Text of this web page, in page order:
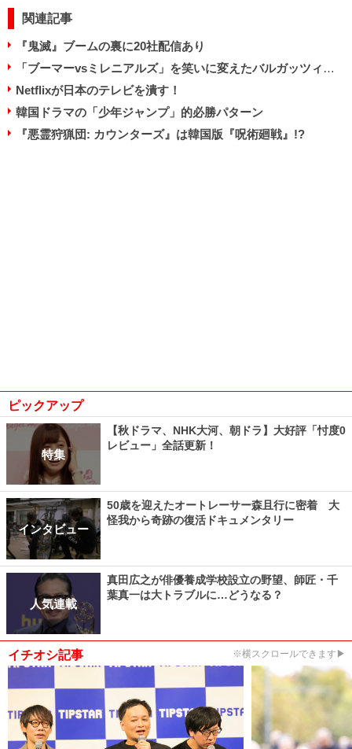
関連記事
『鬼滅』ブームの裏に20社配信あり
「ブーマーvsミレニアルズ」を笑いに変えたバルガッツィの最新作
Netflixが日本のテレビを潰す！
韓国ドラマの「少年ジャンプ」的必勝パターン
『悪霊狩猟団: カウンターズ』は韓国版『呪術廻戦』!?
ピックアップ
特集
【秋ドラマ、NHK大河、朝ドラ】大好評「忖度0
レビュー」全話更新！
インタビュー
50歳を迎えたオートレーサー森且行に密着 大
怪我から奇跡の復活ドキュメンタリー
人気連載
真田広之が俳優養成学校設立の野望、師匠・千
葉真一は大トラブルに…どうなる？
イチオシ記事 ※横スクロールできます▶